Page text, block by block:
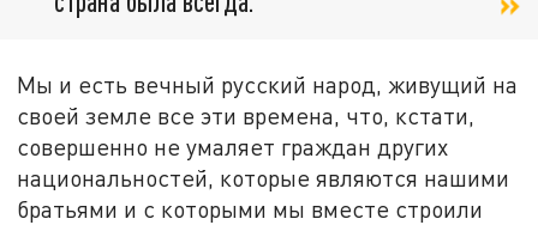
Мы и есть вечный русский народ, живущий на
своей земле все эти времена, что, кстати,
совершенно не умаляет граждан других
национальностей, которые являются нашими
братьями и с которыми мы вместе строили